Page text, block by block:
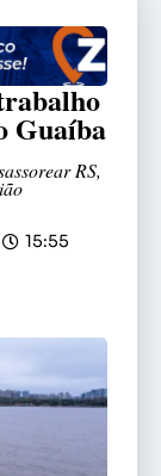
Guaíba
RS,
15:55